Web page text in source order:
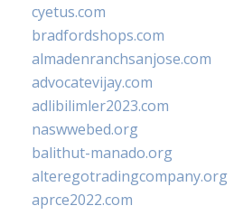
cyetus.com
bradfordshops.com
almadenranchsanjose.com
advocatevijay.com
adlibilimler2023.com
naswwebed.org
balithut-manado.org
alteregotradingcompany.org
aprce2022.com